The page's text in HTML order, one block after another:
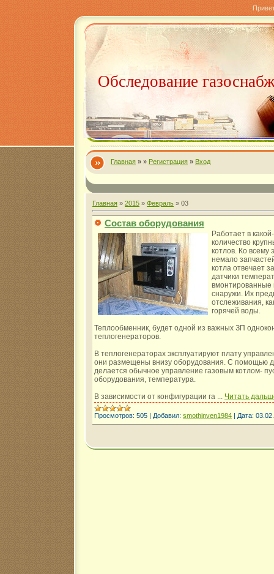
Обследование
Главная » » Регистрация » Вход
Главная » 2015 » Февраль » 03
Состав оборудования
Работает в
количество
котлов. Ко всему
немало
котла отвечает
датчики
вмонтированные
снаружи. Их
отслеживания,
горячей воды.
Теплообменник, будет одной из важных ЗП
теплогенераторов.
В теплогенераторах эксплуатируют плату
они размещены внизу оборудования. С помощью
делается обычное управление газовым котлом-
оборудования, температура.
В зависимости от конфигурации га
Читать
Просмотров: 505 | Добавил: smothinven1984 | Дата: